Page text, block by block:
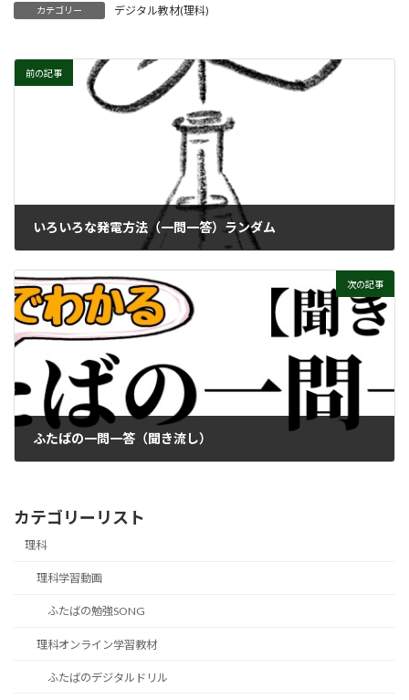
カテゴリー デジタル教材(理科)
前の記事
いろいろな発電方法（一問一答）ランダム
次の記事
ふたばの一問一答（聞き流し）
カテゴリーリスト
理科
理科学習動画
ふたばの勉強SONG
理科オンライン学習教材
ふたばのデジタルドリル